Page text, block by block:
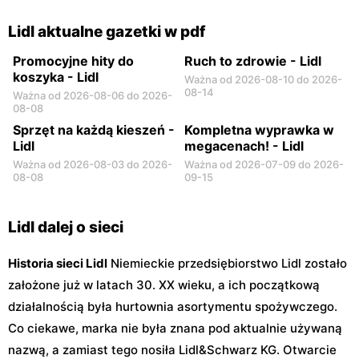
Lidl
Warszawa, ul. Rtm. Witolda
Pileckiego 103
Lidl
Warszawa, ul. Myśliborska
94
Lidl aktualne gazetki w pdf
Promocyjne hity do
koszyka - Lidl
Ważna od 2026-08-06 do 2026-
08-08
Ruch to zdrowie - Lidl
Ważna od 2026-08-10 do 2026-
08-14
Sprzęt na każdą kieszeń -
Lidl
Ważna od 2026-08-03 do 2026-
08-08
Kompletna wyprawka w
megacenach! - Lidl
Ważna od 2026-07-09 do 2026-
09-15
Lidl dalej o sieci
Historia sieci Lidl Niemieckie przedsiębiorstwo Lidl zostało
założone już w latach 30. XX wieku, a ich początkową
działalnością była hurtownia asortymentu spożywczego.
Co ciekawe, marka nie była znana pod aktualnie używaną
nazwą, a zamiast tego nosiła Lidl&Schwarz KG. Otwarcie